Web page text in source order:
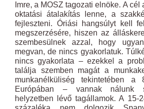
Imre, a MOSZ tagozati elnöke. A
oktatási átalakítás lenne, a
fejleszteni. Óriási hangsúlyt kell
megszerzésére, hiszen az
szembesülnek azzal, hogy
megvan, de nincs gyakorlatuk.
nincs gyakorlata – ezekkel a
találja szemben magát a
munkanélküliség tekintetében
Európában – vannak nálunk
helyzetben lévő tagállamok. A 15-